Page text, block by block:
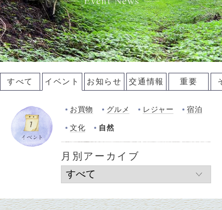
すべて イベント お知らせ 交通情報 重要
お買物 グルメ レジャー 宿泊
文化 自然
月別アーカイブ